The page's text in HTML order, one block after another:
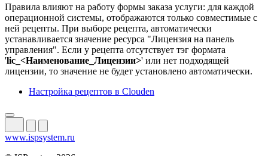
Правила влияют на работу формы заказа услуги: для каждой
операционной системы, отображаются только совместимые с
ней рецепты. При выборе рецепта, автоматически
устанавливается значение ресурса "Лицензия на панель
управления". Если у рецепта отсутствует тэг формата
'lic_<Наименование_Лицензии>' или нет подходящей
лицензии, то значение не будет установлено автоматически.
Настройка рецептов в Clouden
www.ispsystem.ru